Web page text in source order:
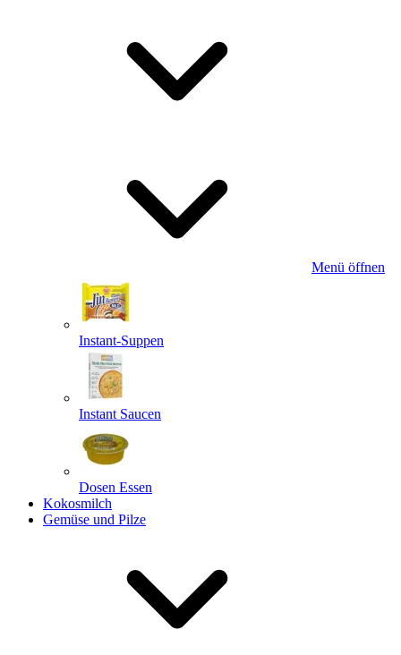
Menü öffnen
Instant-Suppen
Instant Saucen
Dosen Essen
Kokosmilch
Gemüse und Pilze